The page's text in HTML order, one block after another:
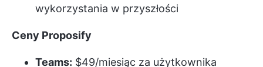
wykorzystania w przyszłości
Ceny Proposify
Teams: $49/miesiąc za użytkownika